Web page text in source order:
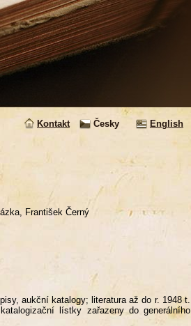
Kontakt Česky
English
František Černý
aukční katalogy; literatura až do r. 1948 t.
lístky zařazeny do generálního